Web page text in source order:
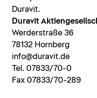
Duravit.
Duravit
Werderstraße 36
78132 Hornberg
info@duravit.de
Tel. 07833/70-0
Fax 07833/70-289